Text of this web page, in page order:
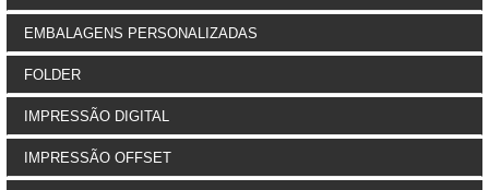
EMBALAGENS PERSONALIZADAS
FOLDER
IMPRESSÃO DIGITAL
IMPRESSÃO OFFSET